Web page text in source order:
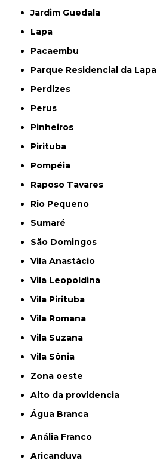
Jardim Guedala
Lapa
Pacaembu
Parque Residencial da Lapa
Perdizes
Perus
Pinheiros
Pirituba
Pompéia
Raposo Tavares
Rio Pequeno
Sumaré
São Domingos
Vila Anastácio
Vila Leopoldina
Vila Pirituba
Vila Romana
Vila Suzana
Vila Sônia
Zona oeste
alto da providencia
Água Branca
Anália Franco
Aricanduva